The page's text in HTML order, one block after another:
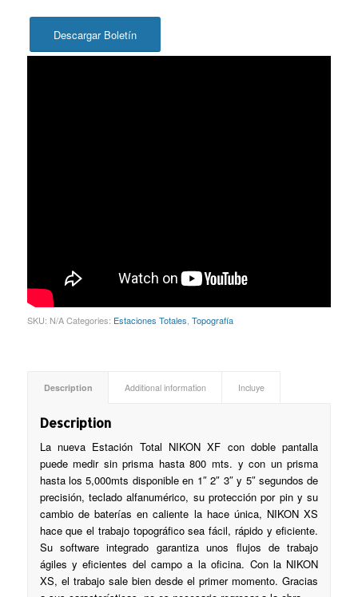
Descargar Boletín
SKU: N/A Categories: Estaciones Totales, Topografía
Description Additional information Incluye
Description
La nueva Estación Total NIKON XF con doble pantalla
puede medir sin prisma hasta 800 mts. y con un prisma
hasta los 5,000mts disponible en 1″ 2″ 3″ y 5″ segundos de
precisión, teclado alfanumérico, su protección por pin y su
cambio de baterías en caliente la hace única, NIKON XS
hace que el trabajo topográfico sea fácil, rápido y eficiente.
Su software integrado garantiza unos flujos de trabajo
ágiles y eficientes del campo a la oficina. Con la NIKON
XS, el trabajo sale bien desde el primer momento. Gracias